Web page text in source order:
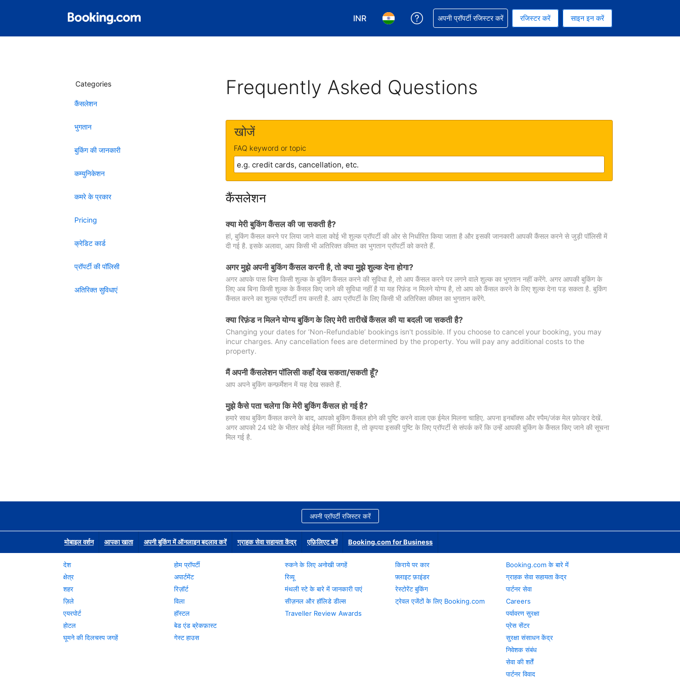
INR
अपनी करेंसी चुनें. आपने अभी INR करेंसी को चुना हुआ है
अपनी भाषा चुनें. आपने अभी हिन्दी भाषा को चुना हुआ है
अपनी बुकिंग में सहायता पाएं
अपनी प्रॉपर्टी रजिस्टर करें रजिस्टर करें साइन इन करें
Categories
कैंसलेशन
भुगतान
बुकिंग की जानकारी
कम्युनिकेशन
कमरे के प्रकार
Pricing
क्रेडिट कार्ड
प्रॉपर्टी की पॉलिसी
अतिरिक्त सुविधाएं
Frequently Asked Questions
खोजें
FAQ keyword or topic
कैंसलेशन
क्या मेरी बुकिंग कैंसल की जा सकती है?
हां, बुकिंग कैंसल करने पर लिया जाने वाला कोई भी शुल्क प्रॉपर्टी की ओर से निर्धारित किया जाता है और इसकी जानकारी आपकी कैंसल करने से जुड़ी पॉलिसी में
दी गई है. इसके अलावा, आप किसी भी अतिरिक्त कीमत का भुगतान प्रॉपर्टी को करते हैं.
अगर मुझे अपनी बुकिंग कैंसल करनी है, तो क्या मुझे शुल्क देना होगा?
अगर आपके पास बिना किसी शुल्क के बुकिंग कैंसल करने की सुविधा है, तो आप कैंसल करने पर लगने वाले शुल्क का भुगतान नहीं करेंगे. अगर आपकी बुकिंग के
लिए अब बिना किसी शुल्क के कैंसल किए जाने की सुविधा नहीं है या यह रिफ़ंड न मिलने योग्य है, तो आप को कैंसल करने के लिए शुल्क देना पड़ सकता है. बुकिंग
कैंसल करने का शुल्क प्रॉपर्टी तय करती है. आप प्रॉपर्टी के लिए किसी भी अतिरिक्त कीमत का भुगतान करेंगे.
क्या रिफ़ंड न मिलने योग्य बुकिंग के लिए मेरी तारीखें कैंसल की या बदली जा सकती है?
Changing your dates for ‘Non-Refundable’ bookings isn't possible. If you choose to cancel your booking, you may
incur charges. Any cancellation fees are determined by the property. You will pay any additional costs to the
property.
मैं अपनी कैंसलेशन पॉलिसी कहाँ देख सकता/सकती हूँ?
आप अपने बुकिंग कन्फ़र्मेशन में यह देख सकते हैं.
मुझे कैसे पता चलेगा कि मेरी बुकिंग कैंसल हो गई है?
हमारे साथ बुकिंग कैंसल करने के बाद, आपको बुकिंग कैंसल होने की पुष्टि करने वाला एक ईमेल मिलना चाहिए. अपना इनबॉक्स और स्पैम/जंक मेल फ़ोल्डर देखें.
अगर आपको 24 घंटे के भीतर कोई ईमेल नहीं मिलता है, तो कृपया इसकी पुष्टि के लिए प्रॉपर्टी से संपर्क करें कि उन्हें आपकी बुकिंग के कैंसल किए जाने की सूचना
मिल गई है.
अपनी प्रॉपर्टी रजिस्टर करें
मोबाइल वर्शन आपका खाता अपनी बुकिंग में ऑनलाइन बदलाव करें ग्राहक सेवा सहायता केंद्र एफ़िलिएट बनें Booking.com for Business
देश
क्षेत्र
शहर
ज़िले
एयरपोर्ट
होटल
घूमने की दिलचस्प जगहें
होम प्रॉपर्टी
अपार्टमेंट
रिज़ॉर्ट
विला
हॉस्टल
बेड एंड ब्रेकफ़ास्ट
गेस्ट हाउस
रुकने के लिए अनोखी जगहें
रिव्यू
मंथली स्टे के बारे में जानकारी पाएं
सीज़नल और हॉलिडे डील्स
Traveller Review Awards
किराये पर कार
फ़्लाइट फ़ाइंडर
रेस्टोरेंट बुकिंग
ट्रेवल एजेंटों के लिए Booking.com
Booking.com के बारे में
ग्राहक सेवा सहायता केंद्र
पार्टनर सेवा
Careers
पर्यावरण सुरक्षा
प्रेस सेंटर
सुरक्षा संसाधन केंद्र
निवेशक संबंध
सेवा की शर्तें
पार्टनर विवाद